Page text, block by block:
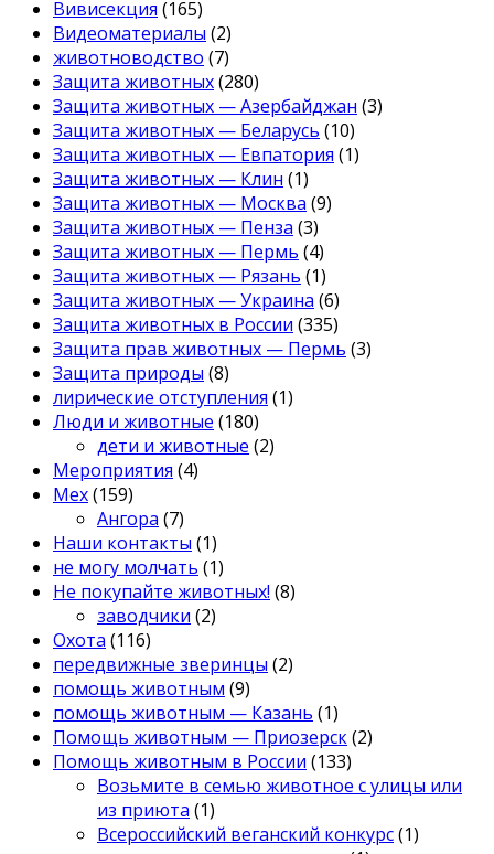
Вивисекция (165)
Видеоматериалы (2)
животноводство (7)
Защита животных(280)
Защита животных — Азербайджан (3)
Защита животных — Беларусь (10)
Защита животных — Евпатория (1)
Защита животных — Клин (1)
Защита животных — Москва (9)
Защита животных — Пенза (3)
Защита животных — Пермь (4)
Защита животных — Рязань (1)
Защита животных — Украина (6)
Защита животных в России (335)
Защита прав животных — Пермь (3)
Защита природы (8)
лирические отступления (1)
Люди и животные (180)
дети и животные (2)
Мероприятия (4)
Мех(159)
Ангора (7)
Наши контакты (1)
не могу молчать (1)
Не покупайте животных! (8)
заводчики (2)
Охота (116)
передвижные зверинцы (2)
помощь животным (9)
помощь животным — Казань (1)
Помощь животным — Приозерск(2)
Помощь животным в России (133)
Возьмите в семью животное с улицы или
из приюта (1)
Всероссийский веганский конкурс(1)